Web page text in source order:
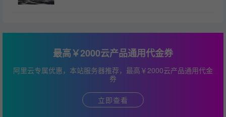
最高￥2000云产品通用代金券
阿里云专属优惠，本站服务器推荐，最高￥2000云产品通用代金
券
立即查看